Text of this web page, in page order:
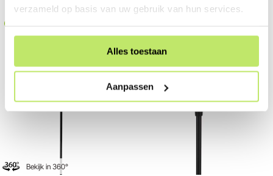
verzameld op basis van uw gebruik van hun services.
Alles toestaan
Aanpassen
Bekijk in 360°